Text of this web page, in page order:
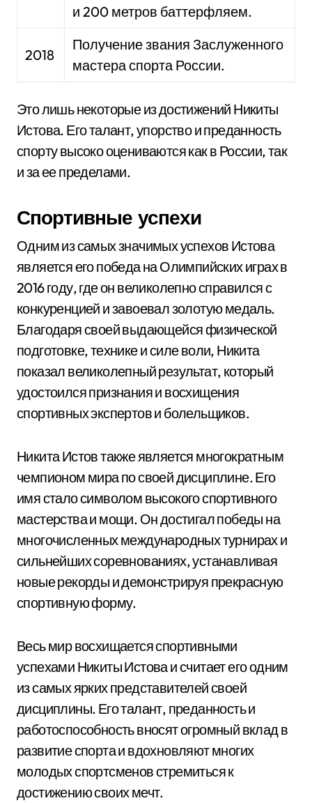
и 200 метров баттерфляем.
2018
Получение звания Заслуженного
мастера спорта России.
Это лишь некоторые из достижений Никиты
Истова. Его талант, упорство и преданность
спорту высоко оцениваются как в России, так
и за ее пределами.
Спортивные успехи
Одним из самых значимых успехов Истова
является его победа на Олимпийских играх в
2016 году, где он великолепно справился с
конкуренцией и завоевал золотую медаль.
Благодаря своей выдающейся физической
подготовке, технике и силе воли, Никита
показал великолепный результат, который
удостоился признания и восхищения
спортивных экспертов и болельщиков.
Никита Истов также является многократным
чемпионом мира по своей дисциплине. Его
имя стало символом высокого спортивного
мастерства и мощи. Он достигал победы на
многочисленных международных турнирах и
сильнейших соревнованиях, устанавливая
новые рекорды и демонстрируя прекрасную
спортивную форму.
Весь мир восхищается спортивными
успехами Никиты Истова и считает его одним
из самых ярких представителей своей
дисциплины. Его талант, преданность и
работоспособность вносят огромный вклад в
развитие спорта и вдохновляют многих
молодых спортсменов стремиться к
достижению своих мечт.